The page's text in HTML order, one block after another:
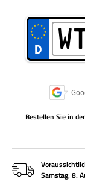
Bestellen Siein
Samstag, 8.